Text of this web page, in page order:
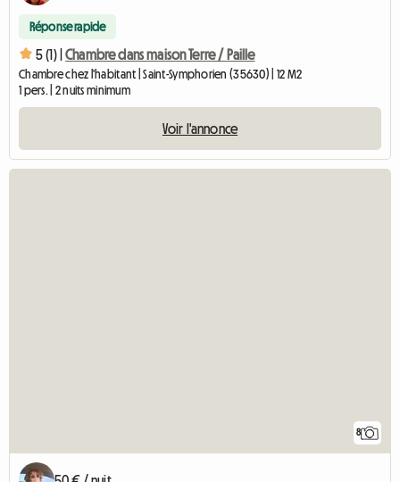
Réponse rapide
5 (1) | Chambre dans maison Terre / Paille
Chambre chez l'habitant | Saint-Symphorien (35630) | 12 M2
1 pers. | 2 nuits minimum
Voir l'annonce
8